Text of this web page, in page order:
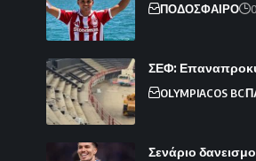
ΠΟΔΟΣΦΑΙΡΟ
ΣΕΦ:
OLYMPIACOS BC
Σενάριο